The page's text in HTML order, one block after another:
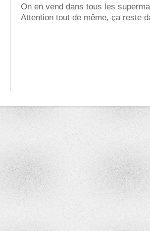
On en vend dans tous les
Attention tout de même, ça reste